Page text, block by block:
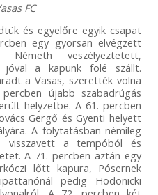
FC
és egyelőre egyik csapat
egy gyorsan elvégzett
veszélyeztetett,
jóval a kapunk fölé szállt.
a Vasas, szerették volna
újabb szabadrúgás
helyzetbe. A 61. percben
Gergő és Gyenti helyett
A folytatásban némileg
visszavett a tempóból és
A 71. percben aztán egy
lőtt kapura, Pósernek
pedig Hodonicki